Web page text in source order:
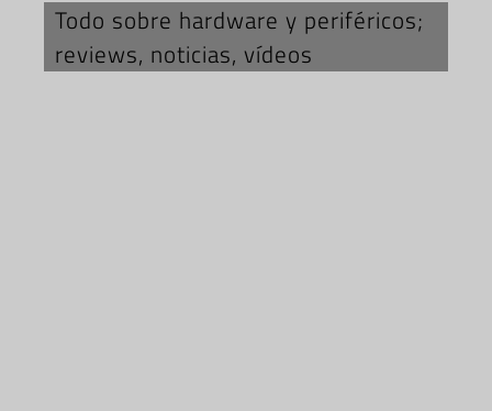
Todo sobre hardware y periféricos;
reviews, noticias, vídeos